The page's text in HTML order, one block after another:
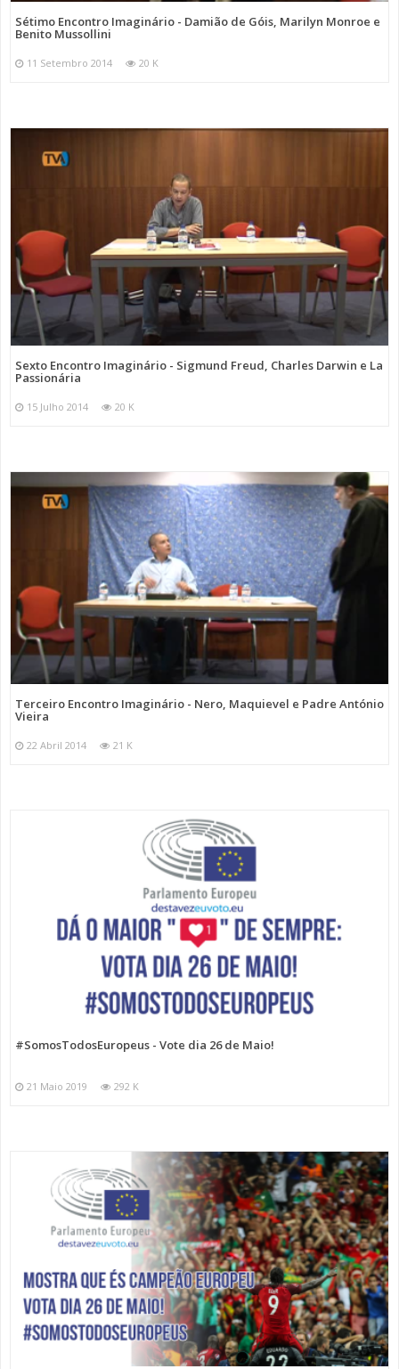
Sétimo Encontro Imaginário - Damião de Góis, Marilyn Monroe e
Benito Mussollini
11 Setembro 2014 20 K
Sexto Encontro Imaginário - Sigmund Freud, Charles Darwin e La
Passionária
15 Julho 2014 20 K
Terceiro Encontro Imaginário - Nero, Maquievel e Padre António
Vieira
22 Abril 2014 21 K
#SomosTodosEuropeus - Vote dia 26 de Maio!
21 Maio 2019 292 K